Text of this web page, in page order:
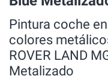
Pintura coche
colores
ROVER LAND
Metalizado